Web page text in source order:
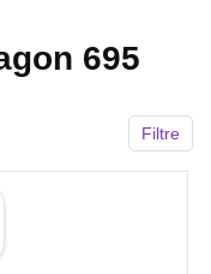
695
Filtre